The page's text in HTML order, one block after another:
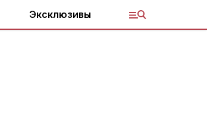
Эксклюзивы